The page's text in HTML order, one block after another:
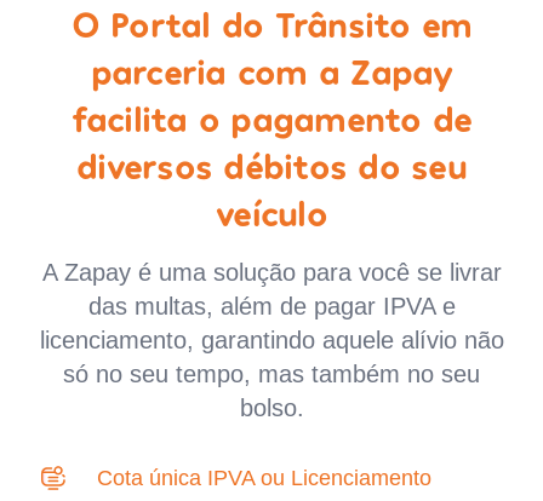
O Portal do Trânsito em
parceria com a Zapay
facilita o pagamento de
diversos débitos do seu
veículo
A Zapay é uma solução para você se livrar
das multas, além de pagar IPVA e
licenciamento, garantindo aquele alívio não
só no seu tempo, mas também no seu
bolso.
Cota única IPVA ou Licenciamento